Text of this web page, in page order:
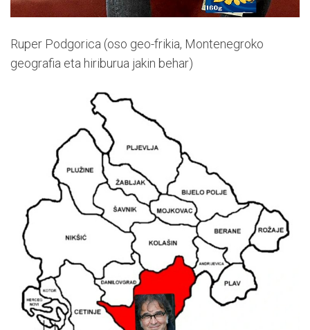
Ruper Podgorica (oso geo-frikia, Montenegroko
geografia eta hiriburua jakin behar)